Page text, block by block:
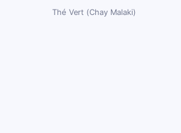
Thé Vert (Chay Malaki)